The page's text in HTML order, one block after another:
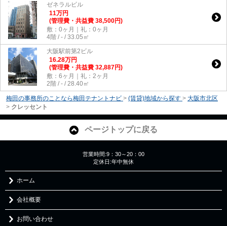
ゼネラルビル
11万円
(管理費・共益費 38,500円)
敷：0ヶ月｜礼：0ヶ月
4階 / - / 33.05㎡
大阪駅前第2ビル
16.28万円
(管理費・共益費 32,887円)
敷：6ヶ月｜礼：2ヶ月
2階 / - / 28.40㎡
梅田の事務所のことなら梅田テナントナビ > (賃貸)地域から探す > 大阪市北区
> クレッセント
ページトップに戻る
営業時間:9：30～20：00
定休日:年中無休
ホーム
会社概要
お問い合わせ